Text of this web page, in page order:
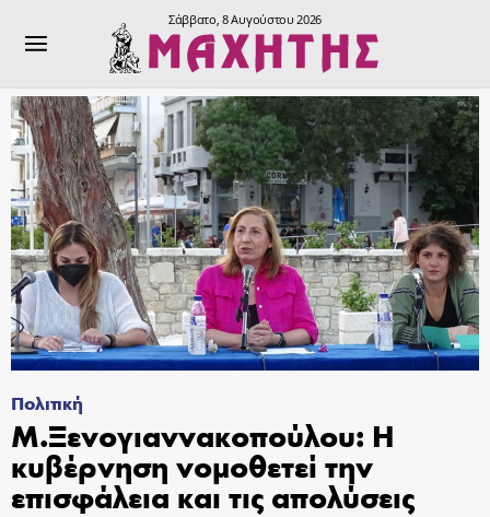
Σάββατο, 8 Αυγούστου 2026
Πολιτική
Μ.Ξενογιαννακοπούλου: Η
κυβέρνηση νομοθετεί την
επισφάλεια και τις απολύσεις